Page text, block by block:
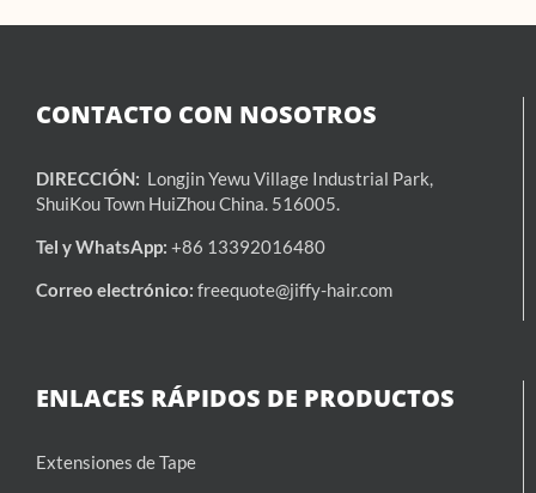
CONTACTO CON NOSOTROS
DIRECCIÓN: Longjin Yewu Village Industrial Park,
ShuiKou Town HuiZhou China. 516005.
Tel y WhatsApp: +86 13392016480
Correo electrónico: freequote@jiffy-hair.com
ENLACES RÁPIDOS DE PRODUCTOS
Extensiones de Tape